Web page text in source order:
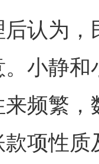
为，
小静
频繁
项性